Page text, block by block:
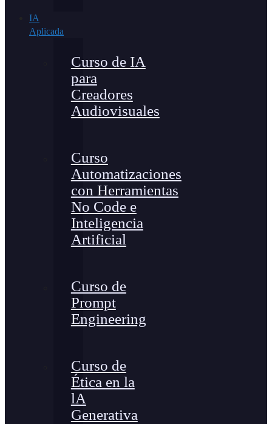
IA
Aplicada
Curso de IA
para
Creadores
Audiovisuales
Curso
Automatizaciones
con Herramientas
No Code e
Inteligencia
Artificial
Curso de
Prompt
Engineering
Curso de
Ética en la
lA
Generativa